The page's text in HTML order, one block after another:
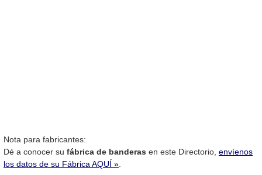
Nota para fabricantes:
Dé a conocer su fábrica de banderas en este Directorio, envíenos
los datos de su Fábrica AQUÍ »